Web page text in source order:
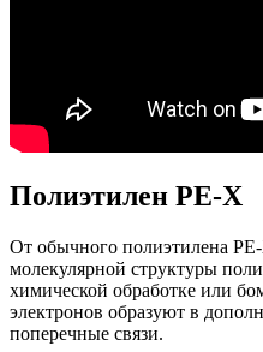
Полиэтилен PE-X
От обычного полиэтилена
молекулярной структуры
химической обработке или
электронов образуют в
поперечные связи.